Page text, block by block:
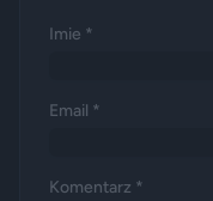
Imie *
Email *
Komentarz *